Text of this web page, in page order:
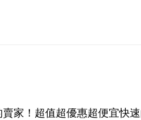
家！超值超優惠超便宜快